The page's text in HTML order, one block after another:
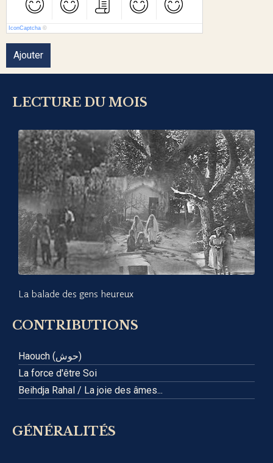
IconCaptcha ©
Ajouter
LECTURE DU MOIS
La balade des gens heureux
CONTRIBUTIONS
Haouch (حوش)
La force d'être Soi
Beihdja Rahal / La joie des âmes...
GÉNÉRALITÉS